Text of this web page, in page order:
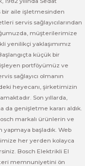
1800-LI
185-LI
18V-50
18V-60 C
18 V-LI B
18 V-LI
aile işletmesinden
servis sağlayıcılarından
müşterilerimize
yenilikçi yaklaşımımız
küçük bir
portföyümüz ve
sağlayıcı olmanın
heyecanı, şirketimizin
Son yıllarda,
genişletme kararı aldık.
markalı ürünlerin ve
yapmaya başladık. Web
her yerden kolayca
Bosch Elektrikli El
memnuniyetini ön